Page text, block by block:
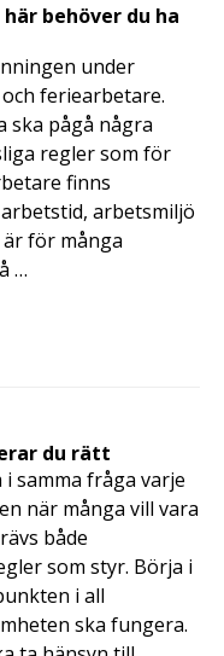
behöver du ha
under
feriearbetare.
ska pågå några
regler som för
finns
arbetsmiljö
för många
…
du rätt
samma fråga varje
när många vill vara
både
som styr. Börja i
i all
ska fungera.